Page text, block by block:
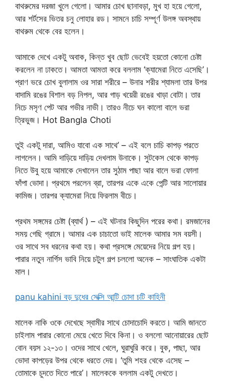
বাথরুমের দরজা খুলে গেলো। আমার চোখ ছানাবড়া, মুখ হা হয়ে গেলো,
আর শর্টসের ভিতর চনু লোহার রড। সামনে চাচি সম্পূর্ণ উলঙ্গ অবস্থায়
বাথরুম থেকে বের হলেন।
আমাকে দেখে একটু অবাক, কিন্ত খুব ছোট ভেবেই হয়তো কোনো চেষ্টা
করলেন না ঢাকতে। আমতা আমতা করে বললাম ‘ক্যামেরা নিতে এসেছি’।
প্রাণ ভরে চোখ বুলালাম ওর সারা শরীরে – উনার শরীর শ্যামলা তার উপর
বাদামি রঙের বিশাল বড় নিপল, আর গাড় খয়েরী রঙের খাড়া বোটা। তার
নিচে মসৃণ পেট আর গভীর নাভী। তারও নীচে ঘন কালো বালে ভরা
ত্রিভুজ। Hot Bangla Choti
তুই একটু দারা, আমিও যাবো এক সাথে’ – এই বলে চাচি কাপড় পরতে
লাগলেন। আমি দাড়িয়ে দাড়িয় দেখলাম উনাকে। সুটকেস থেকে কাপড়
নিতে উবু হয়ে আমাকে দেখালেন তার সুঠাম পাছা আর বালে ভরা ফোলা
ফাঁপা ভোদা। প্রথমে পরলেন ব্রা, তারপর একে একে পেন্টি আর সালোয়ার
কামিজ। তারপর ক্যামেরা নিয়ে ফিরলাম বীচে।
প্রথম সঙ্গমের চেষ্টা (ব্যার্থ ) – এই ঘটনার কিছুদিন পরের কথা। রমজানের
সময় গেছি গ্রামে। আমার এক চাচাতো ভাই মালেক আমার সম বয়সী।
ওর সাথে সব ধরনের কথা হয়। কথা প্রসঙ্গে মেয়েদের নিয়ে গল্প হয়।
পারার নতুন নার্গিস ভাবি নিয়ে চটুল গল্প চললো অনেক – সাংঘাতিক একটা
মাল।
panu kahini বড় দুধের সেক্সি আন্টি চোদা চটি কাহিনী
মালেক নাকি ওকে দেখেছে স্বামীর সাথে চোদাচোদি করতে। আমি জানতে
চাইলাম পারার কোনো মেয়ে খেতে দিবে কিনা। ও বললো আনোয়ারের ছোট
বোন বয়স ১২-১৩। ওদের সাথে খেলে, ঘুরাঘুরি করে। বুক, পাছা, আর
ভোদা কাপড়ের উপর থেকে ধরতে দেয়। ‘তুমি শহর থেকে এসেছ –
তোমাকে চুদতে দিতে পারে’। মালেককে বললাম একটু দেখতে।